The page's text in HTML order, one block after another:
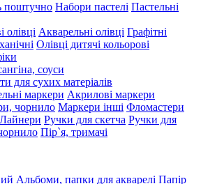
поштучно Набори пастелі Пастельні
олівці Акварельні олівці Графітні
Олівці дитячі кольорові
соуси
для сухих матеріалів
маркери Акрилові маркери
чорнило Маркери інші Фломастери
Лайнери Ручки для скетча Ручки для
Пір`я, тримачі
Альбоми, папки для акварелі Папір